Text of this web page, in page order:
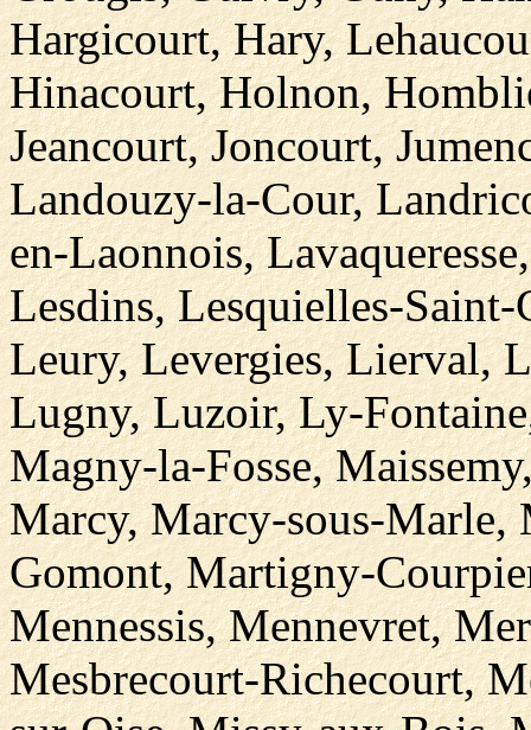
Hargicourt, Hary,
Hinacourt, Holnon,
Jeancourt, Joncourt,
Landouzy-la-Cour,
en-Laonnois,
Lesdins, Lesquielles-
Leury, Levergies, Lierval,
Lugny, Luzoir, Ly-
Magny-la-Fosse,
Marcy, Marcy-sous-
Gomont, Martigny-
Mennessis, Mennevret,
Mesbrecourt-Richecourt,